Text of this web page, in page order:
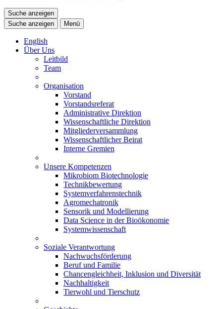
Suche anzeigen
Suche anzeigen
Menü
English
Über Uns
Leitbild
Team
Organisation
Vorstand
Vorstandsreferat
Administrative Direktion
Wissenschaftliche Direktion
Mitgliederversammlung
Wissenschaftlicher Beirat
Interne Gremien
Unsere Kompetenzen
Mikrobiom Biotechnologie
Technikbewertung
Systemverfahrenstechnik
Agromechatronik
Sensorik und Modellierung
Data Science in der Bioökonomie
Systemwissenschaft
Soziale Verantwortung
Nachwuchsförderung
Beruf und Familie
Chancengleichheit, Inklusion und Diversität
Nachhaltigkeit
Tierwohl und Tierschutz